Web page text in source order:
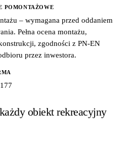
POMONTAŻOWE
– wymagana przed oddaniem
Pełna ocena montażu,
zgodności z PN-EN
przez inwestora.
obiekt rekreacyjny